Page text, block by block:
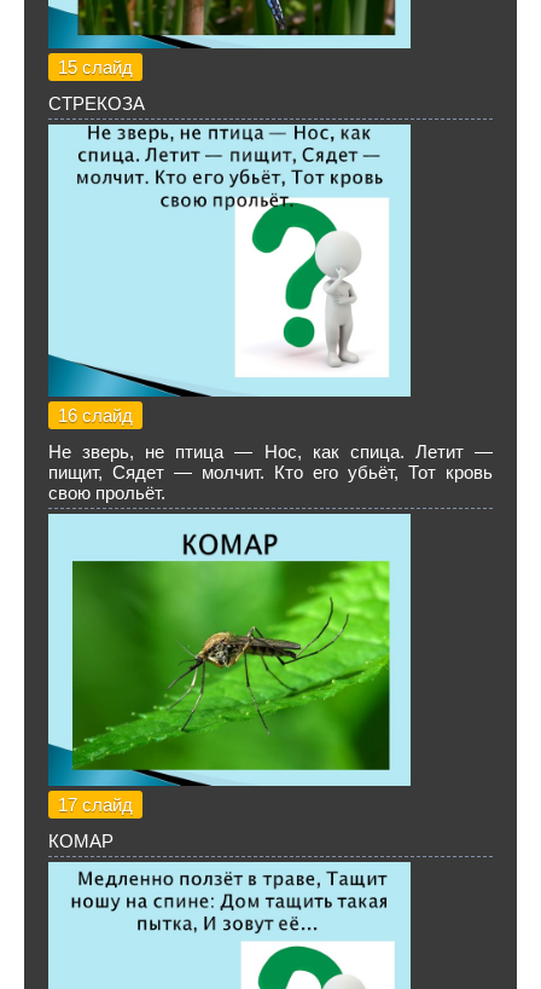
15 слайд
СТРЕКОЗА
16 слайд
Не зверь, не птица — Нос, как спица. Летит —
пищит, Сядет — молчит. Кто его убьёт, Тот кровь
свою прольёт.
17 слайд
КОМАР